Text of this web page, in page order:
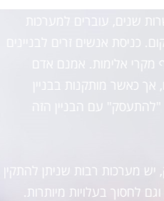
שנים, עוברים למערכות
כניסת אנשים זרים לבניינים
מקרי אלימות. אמנם אדם
כאשר מותקנות בבניין
עם הבניין הזה
מערכות רבות שניתן להתקין
לחסוך בעלויות מיותרות.